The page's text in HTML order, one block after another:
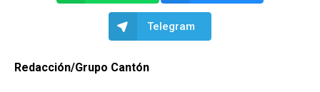
Telegram
Redacción/Grupo Cantón